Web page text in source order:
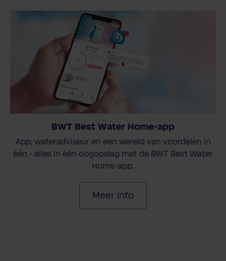
BWT Best Water Home-app
App, wateradviseur en een wereld van voordelen in
één - alles in één oogopslag met de BWT Best Water
Home-app.
Meer info